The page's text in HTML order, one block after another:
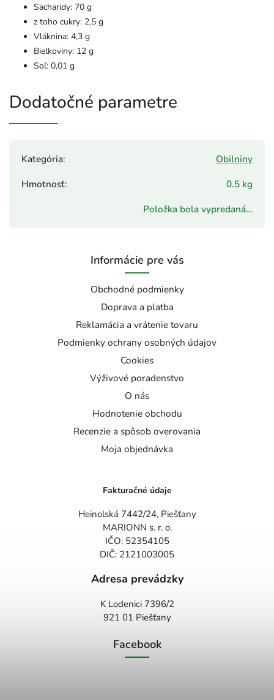
Sacharidy: 70 g
z toho cukry: 2,5 g
Vláknina: 4,3 g
Bielkoviny: 12 g
Soľ: 0,01 g
Dodatočné parametre
Kategória:
Obilniny
Hmotnosť:
0.5 kg
Položka bola vypredaná…
Informácie pre vás
Obchodné podmienky
Doprava a platba
Reklamácia a vrátenie tovaru
Podmienky ochrany osobných údajov
Cookies
Výživové poradenstvo
O nás
Hodnotenie obchodu
Recenzie a spôsob overovania
Moja objednávka
Fakturačné údaje
Heinolská 7442/24, Piešťany
MARIONN s. r. o.
IČO: 52354105
DIČ: 2121003005
Adresa prevádzky
K Lodenici 7396/2
921 01 Piešťany
Facebook